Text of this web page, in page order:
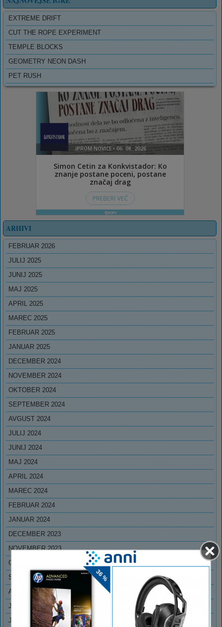
EXTREME DRIFT
CUT THE ROPE EXPERIMENT
TEMPLE BLOCKS
GEOMETRY NEON DASH
PET RUSH
ARHIVI
FEBRUAR 2026
JULIJ 2025
JUNIJ 2025
MAJ 2025
APRIL 2025
MAREC 2025
FEBRUAR 2025
JANUAR 2025
DECEMBER 2024
NOVEMBER 2024
OKTOBER 2024
SEPTEMBER 2024
AVGUST 2024
JULIJ 2024
JUNIJ 2024
MAJ 2024
APRIL 2024
MAREC 2024
FEBRUAR 2024
JANUAR 2024
DECEMBER 2023
NOVEMBER 2023
OKTOBER 2023
SEPTEMBER 2023
AVGUST 2023
JULIJ 2023
JUNIJ 2023